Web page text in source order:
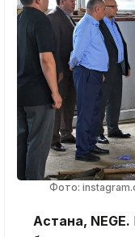
Фото:
Астана, NEGE.